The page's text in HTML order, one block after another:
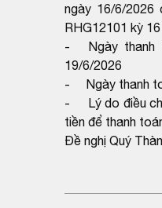
ngày 16/6/
RHG12101 kỳ
- Ngày thanh
19/6/2026
- Ngày thanh
- Lý do điều
tiền để thanh
Đề nghị Quý